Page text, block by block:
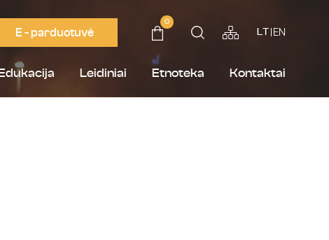
E - parduotuvė
0
LT EN
Edukacija Leidiniai Etnoteka Kontaktai